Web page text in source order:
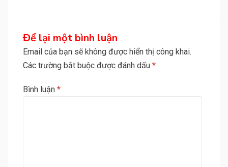
Để lại một bình luận
Email của bạn sẽ không được hiển thị công khai.
Các trường bắt buộc được đánh dấu *
Bình luận *